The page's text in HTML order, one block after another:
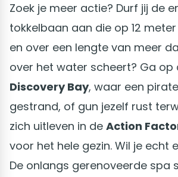
Zoek je meer actie? Durf jij de
tokkelbaan aan die op 12
en over een lengte van meer
over het water scheert? Ga op
Discovery Bay, waar een
gestrand, of gun jezelf rust
zich uitleven in de Action
voor het hele gezin. Wil je echt
De onlangs gerenoveerde spa